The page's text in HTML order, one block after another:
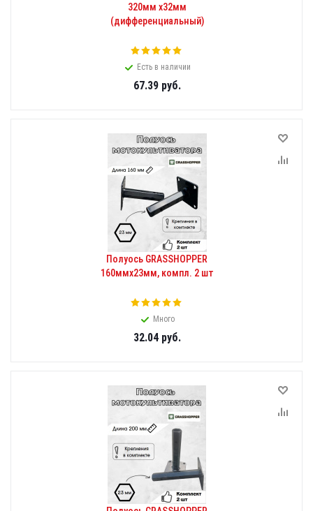
320мм х32мм
(дифференциальный)
Есть в наличии
67.39руб.
Полуось GRASSHOPPER
160ммх23мм, компл. 2 шт
Много
32.04руб.